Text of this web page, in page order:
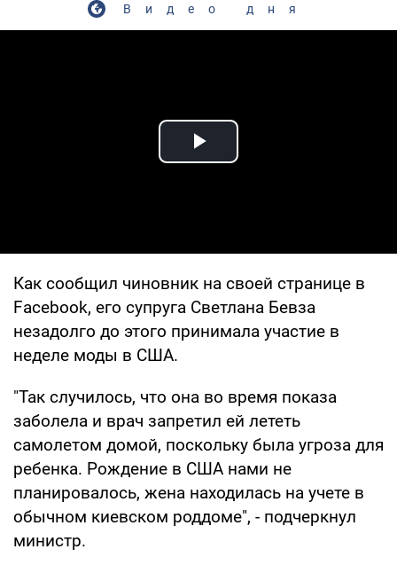
Видео дня
Play Video
Как сообщил чиновник на своей странице в
Facebook, его супруга Светлана Бевза
незадолго до этого принимала участие в
неделе моды в США.
"Так случилось, что она во время показа
заболела и врач запретил ей лететь
самолетом домой, поскольку была угроза для
ребенка. Рождение в США нами не
планировалось, жена находилась на учете в
обычном киевском роддоме", - подчеркнул
министр.